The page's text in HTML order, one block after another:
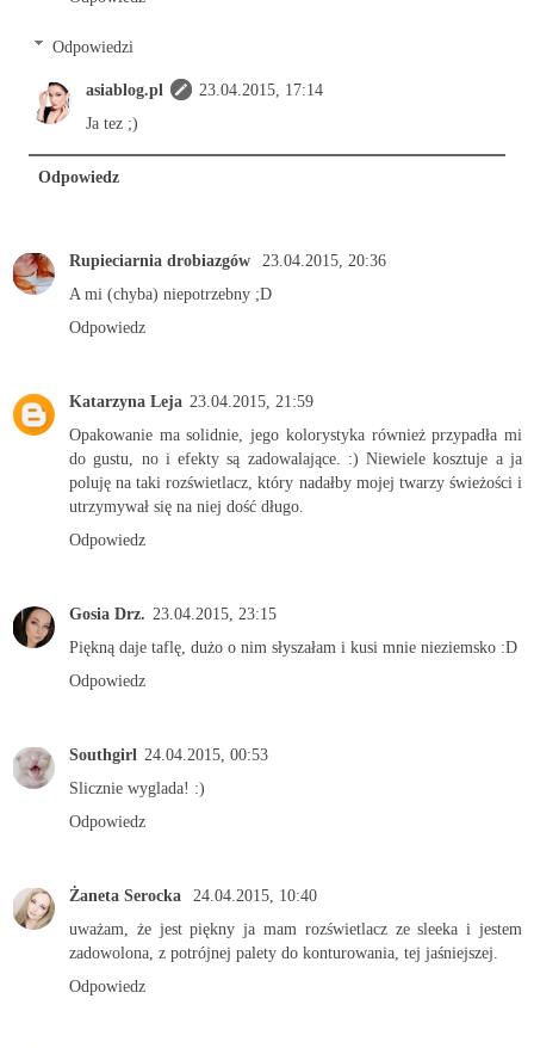
Odpowiedzi
asiablog.pl
23.04.2015, 17:14
Ja tez ;)
Odpowiedz
Rupieciarnia drobiazgów
23.04.2015, 20:36
A mi (chyba) niepotrzebny ;D
Odpowiedz
Katarzyna Leja 23.04.2015, 21:59
Opakowanie ma solidnie, jego kolorystyka również przypadła mi
do gustu, no i efekty są zadowalające. :) Niewiele kosztuje a ja
poluję na taki rozświetlacz, który nadałby mojej twarzy świeżości i
utrzymywał się na niej dość długo.
Odpowiedz
Gosia Drz. 23.04.2015, 23:15
Piękną daje taflę, dużo o nim słyszałam i kusi mnie nieziemsko :D
Odpowiedz
Southgirl 24.04.2015, 00:53
Slicznie wyglada! :)
Odpowiedz
Żaneta Serocka
24.04.2015, 10:40
uważam, że jest piękny ja mam rozświetlacz ze sleeka i jestem
zadowolona, z potrójnej palety do konturowania, tej jaśniejszej.
Odpowiedz